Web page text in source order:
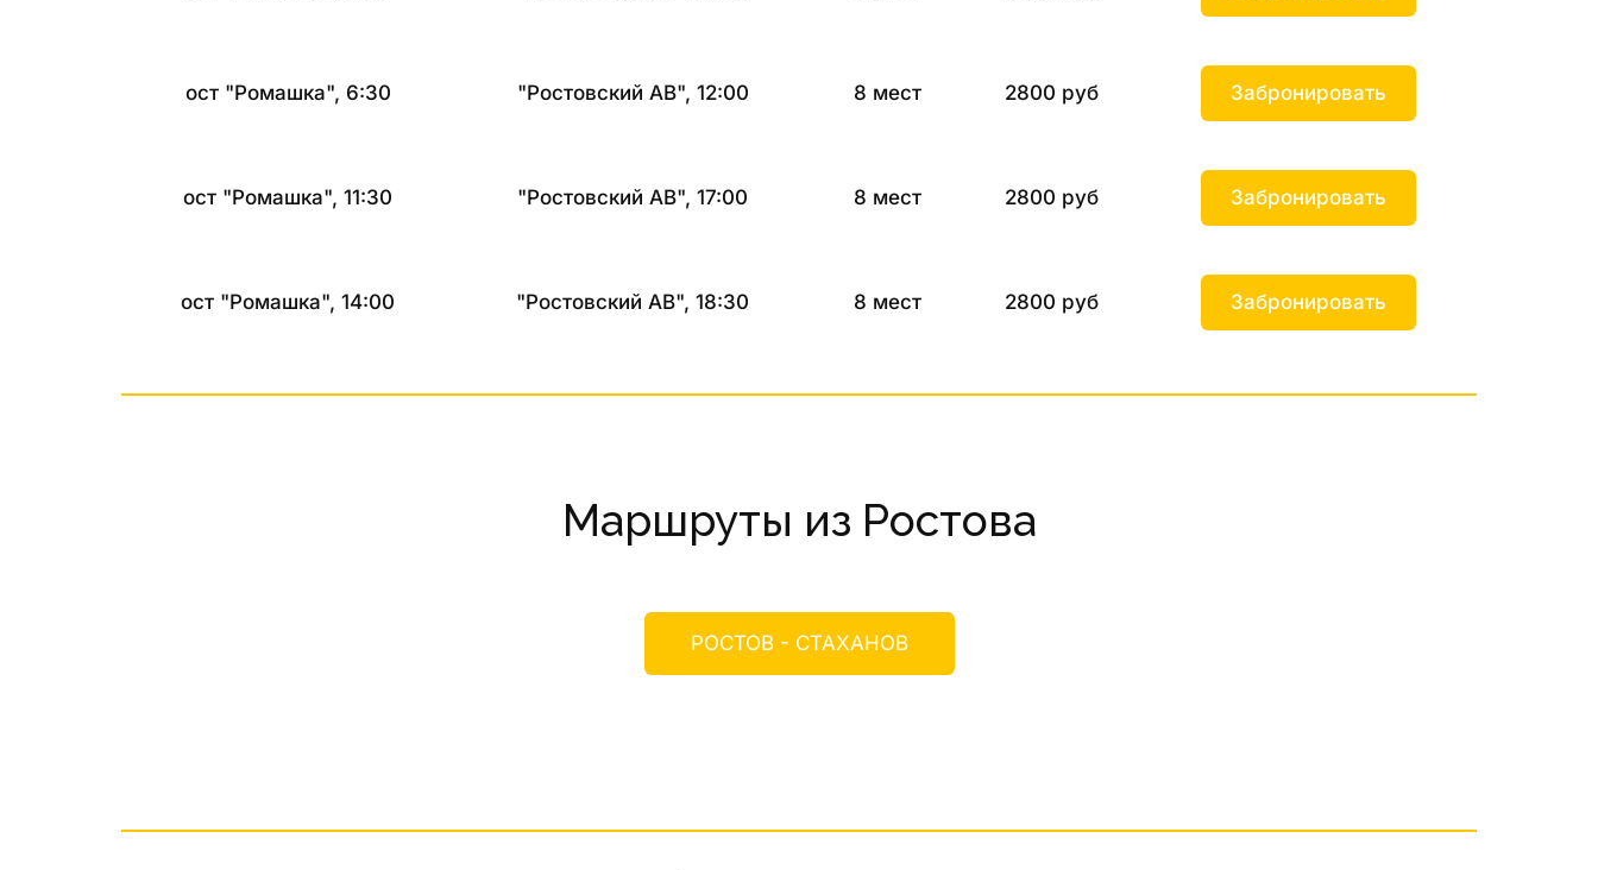
ост "Ромашка", 6:30 "Ростовский АВ", 12:00 8 мест 2800 руб Забронировать
ост "Ромашка", 11:30 "Ростовский АВ", 17:00 8 мест 2800 руб Забронировать
ост "Ромашка", 14:00 "Ростовский АВ", 18:30 8 мест 2800 руб Забронировать
Маршруты из Ростова
РОСТОВ - СТАХАНОВ